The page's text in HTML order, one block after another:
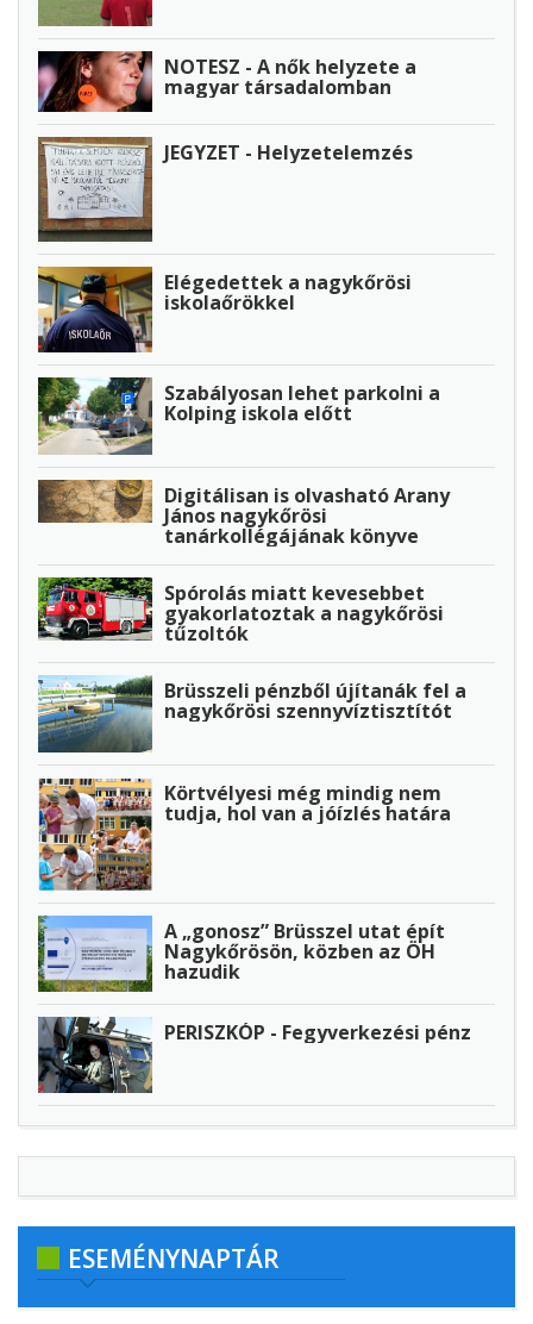
NOTESZ - A nők helyzete a
magyar társadalomban
JEGYZET - Helyzetelemzés
Elégedettek a nagykőrösi
iskolaőrökkel
Szabályosan lehet parkolni a
Kolping iskola előtt
Digitálisan is olvasható Arany
János nagykőrösi
tanárkollégájának könyve
Spórolás miatt kevesebbet
gyakorlatoztak a nagykőrösi
tűzoltók
Brüsszeli pénzből újítanák fel a
nagykőrösi szennyvíztisztítót
Körtvélyesi még mindig nem
tudja, hol van a jóízlés határa
A „gonosz” Brüsszel utat épít
Nagykőrösön, közben az ÖH
hazudik
PERISZKÓP - Fegyverkezési pénz
ESEMÉNYNAPTÁR